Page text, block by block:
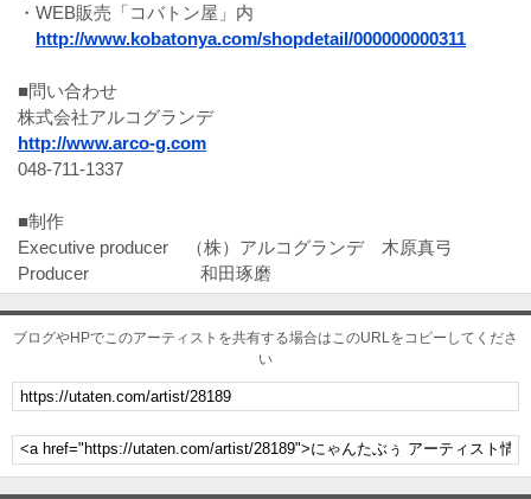
・WEB販売「コバトン屋」内
http://www.kobatonya.com/shopdetail/000000000311
■問い合わせ
株式会社アルコグランデ
http://www.arco-g.com
048-711-1337
■制作
Executive producer （株）アルコグランデ 木原真弓
Producer 和田琢磨
ブログやHPでこのアーティストを共有する場合はこのURLをコピーしてくださ
い